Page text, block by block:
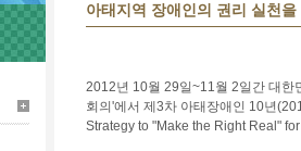
아태지역 장애인의 권리 실천
2012년 10월 29일~11월 2일간 대한
회의'에서 제3차 아태장애인 10년
Strategy to "Make the Right Real"